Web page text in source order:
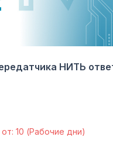
НИТЬ
10 (Рабочие дни)